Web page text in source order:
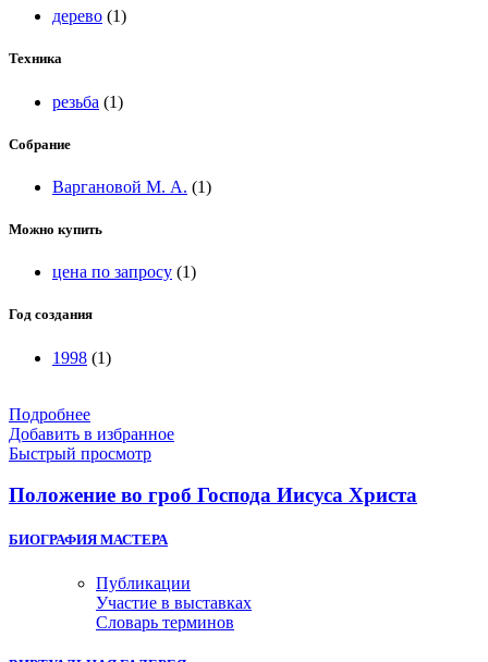
дерево (1)
Техника
резьба (1)
Собрание
Варгановой М. А. (1)
Можно купить
цена по запросу (1)
Год создания
1998 (1)
Подробнее
Добавить в избранное
Быстрый просмотр
Положение во гроб Господа Иисуса Христа
БИОГРАФИЯ МАСТЕРА
Публикации
Участие в выставках
Словарь терминов